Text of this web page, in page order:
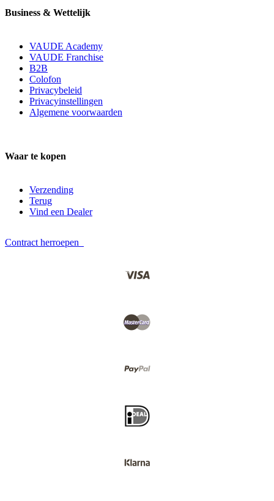
Business & Wettelijk
VAUDE Academy
VAUDE Franchise
B2B
Colofon
Privacybeleid
Privacyinstellingen
Algemene voorwaarden
Waar te kopen
Verzending
Terug
Vind een Dealer
Contract herroepen